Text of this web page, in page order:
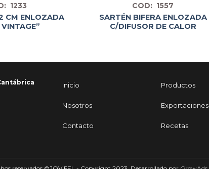
1233
CM ENLOZADA
COD: 1557
SARTÉN BIFERA ENLOZADA
C/DIFUSOR DE CALOR
Inicio
Nosotros
Contacto
Productos
Exportaciones
Recetas